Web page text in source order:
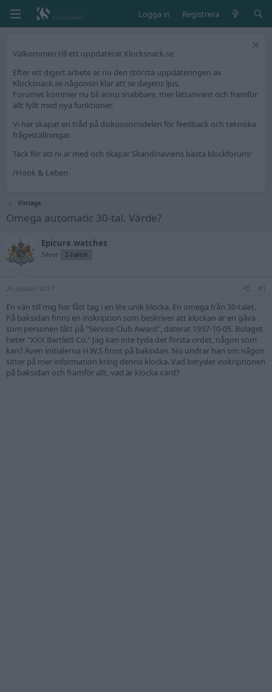
Logga in Registrera
Välkommen till ett uppdaterat Klocksnack.se
Efter ett digert arbete är nu den största uppdateringen av
Klocksnack.se någonsin klar att se dagens ljus.
Forumet kommer nu bli ännu snabbare, mer lättanvänt och framför
allt fyllt med nya funktioner.
Vi har skapat en tråd på diskussionsdelen för feedback och tekniska
frågeställningar.
Tack för att ni är med och skapar Skandinaviens bästa klockforum!
/Hook & Leben
Vintage
Omega automatic 30-tal. Värde?
Epicure.watches
Silver 2-Faktor
26 Januari 2017 #1
En vän till mig har fått tag i en lite unik klocka. En omega från 30-talet.
På baksidan finns en inskription som beskriver att klockan är en gåva
som personen fått på "Service Club Award", daterat 1937-10-05. Bolaget
heter "XXX Bartlett Co." Jag kan inte tyda det första ordet, någon som
kan? Även initialerna H.W.S finns på baksidan. Nu undrar han om någon
sitter på mer information kring denna klocka. Vad betyder inskriptionen
på baksidan och framför allt, vad är klocka värd?